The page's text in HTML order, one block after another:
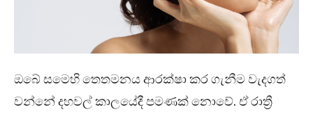
ඔබේ සමෙහි තෙතමනය ආරක්ෂා කර ගැනීම වැදගත්
වන්නේ දහවල් කාලයේදී පමණක් නොවේ. ඒ රාත්‍රී